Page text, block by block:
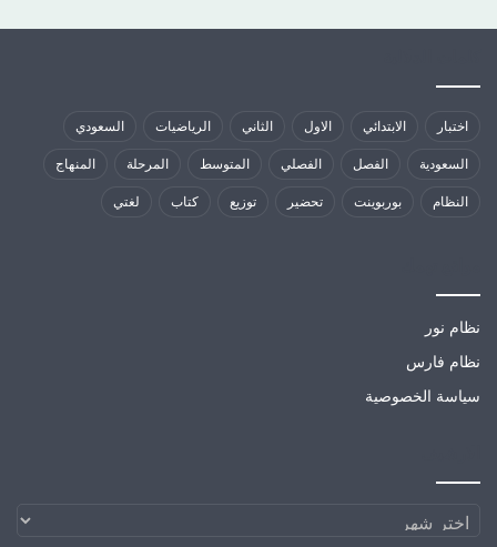
اختبار الابتدائي الاول الثاني الرياضيات السعودي
السعودية الفصل الفصلي المتوسط المرحلة المنهاج
النظام بوربوينت تحضير توزيع كتاب لغتي
نظام نور
نظام فارس
سياسة الخصوصية
الارشيف